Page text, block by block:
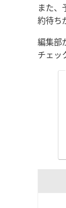
また、
約待ち
編集部
チェッ